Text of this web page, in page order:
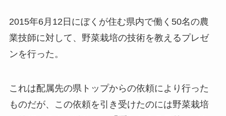
2015年6月12日にぼくが住む県内で働く50名の農
業技師に対して、野菜栽培の技術を教えるプレゼ
ンを行った。
これは配属先の県トップからの依頼により行った
ものだが、この依頼を引き受けたのには野菜栽培